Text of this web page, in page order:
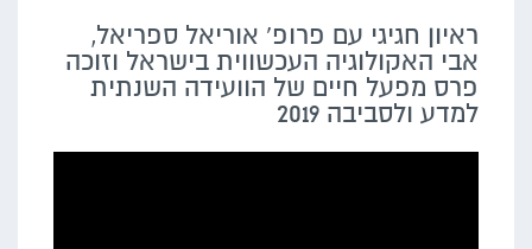
ראיון חגיגי עם פרופ' אוריאל ספריאל,
אבי האקולוגיה העכשווית בישראל וזוכה
פרס מפעל חיים של הוועידה השנתית
למדע ולסביבה 2019